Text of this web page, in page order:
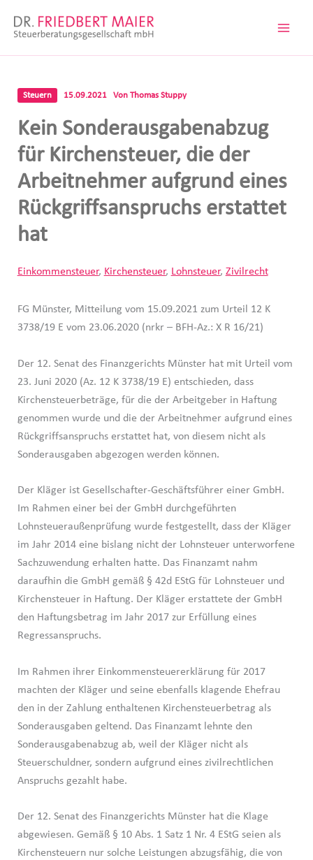
Inhalt
Steuern 15.09.2021 Von Thomas Stuppy
Kein Sonderausgabenabzug
für Kirchensteuer, die der
Arbeitnehmer aufgrund eines
Rückgriffsanspruchs erstattet
hat
Einkommensteuer, Kirchensteuer, Lohnsteuer, Zivilrecht
FG Münster, Mitteilung vom 15.09.2021 zum Urteil 12 K
3738/19 E vom 23.06.2020 (nrkr – BFH-Az.: X R 16/21)
Der 12. Senat des Finanzgerichts Münster hat mit Urteil vom
23. Juni 2020 (Az. 12 K 3738/19 E) entschieden, dass
Kirchensteuerbeträge, für die der Arbeitgeber in Haftung
genommen wurde und die der Arbeitnehmer aufgrund eines
Rückgriffsanspruchs erstattet hat, von diesem nicht als
Sonderausgaben abgezogen werden können.
Der Kläger ist Gesellschafter-Geschäftsführer einer GmbH.
Im Rahmen einer bei der GmbH durchgeführten
Lohnsteueraußenprüfung wurde festgestellt, dass der Kläger
im Jahr 2014 eine bislang nicht der Lohnsteuer unterworfene
Sachzuwendung erhalten hatte. Das Finanzamt nahm
daraufhin die GmbH gemäß § 42d EStG für Lohnsteuer und
Kirchensteuer in Haftung. Der Kläger erstattete der GmbH
den Haftungsbetrag im Jahr 2017 zur Erfüllung eines
Regressanspruchs.
Im Rahmen ihrer Einkommensteuererklärung für 2017
machten der Kläger und seine ebenfalls klagende Ehefrau
den in der Zahlung enthaltenen Kirchensteuerbetrag als
Sonderausgaben geltend. Das Finanzamt lehnte den
Sonderausgabenabzug ab, weil der Kläger nicht als
Steuerschuldner, sondern aufgrund eines zivilrechtlichen
Anspruchs gezahlt habe.
Der 12. Senat des Finanzgerichts Münster hat die Klage
abgewiesen. Gemäß § 10 Abs. 1 Satz 1 Nr. 4 EStG seien als
Kirchensteuern nur solche Leistungen abzugsfähig, die von